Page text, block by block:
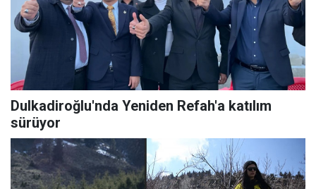
Dulkadiroğlu'nda Yeniden Refah'a katılım
sürüyor